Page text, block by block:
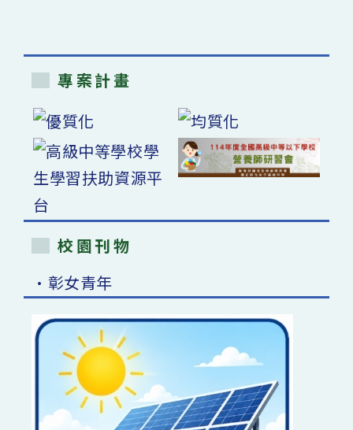
專案計畫
校園刊物
•彰女青年